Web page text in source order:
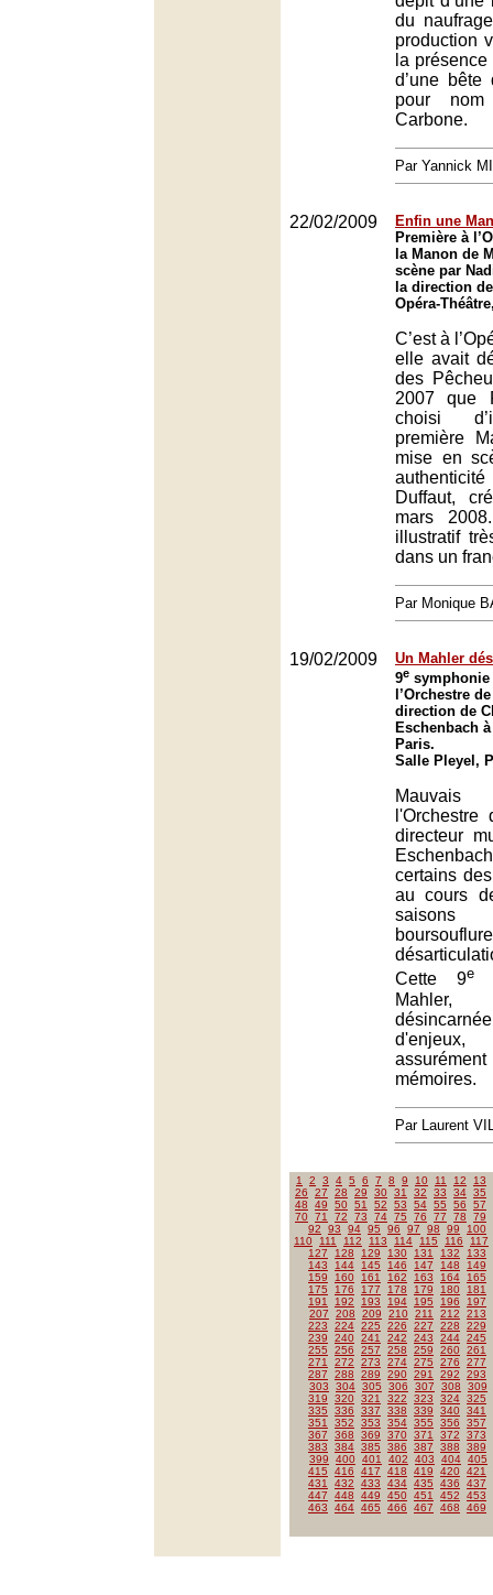
du
production
la
d’une
pour
Carbone.
Par Yannick
22/02/2009
Enfin une
Première à
la Manon de
scène par
la direction
Opéra-
C’est à
elle avait
des
2007 que
choisi
première
mise en
Duffaut,
mars
illustratif
dans un
Par Monique
19/02/2009
Un Mahler
9e symphonie
l’Orchestre
direction de
Eschenbach
Paris.
Salle Pleyel,
directeur
certains
au cours
Cette 9e
Mahler,
mémoires.
Par Laurent
1 2 3 4 5 6 7 8 9 10 11 12
13
26
27 28 29 30 31 32 33 34 35
48
49 50 51 52 53 54 55 56
57
70 71 72 73 74 75 76 77 78
79
92
93 94 95 96 97 98 99
100
110
111 112 113 114 115 116
117
127
128 129 130 131 132
133
143
144 145 146 147 148
149
159
160 161 162 163 164
165
175
176 177 178 179 180
181
191
192 193 194 195 196
197
207
208 209 210 211 212
213
223
224 225 226 227 228
229
239
240 241 242 243 244 245
255
256 257 258 259 260 261
271
272 273 274 275 276
277
287
288 289 290 291 292
293
303
304 305 306 307 308
309
319
320 321 322 323 324 325
335
336 337 338 339 340 341
351
352 353 354 355 356
357
367
368 369 370 371 372
373
383
384 385 386 387 388
389
399
400 401 402 403 404 405
415
416 417 418 419 420 421
431
432 433 434 435 436
437
447
448 449 450 451 452
453
463
464 465 466 467 468 469